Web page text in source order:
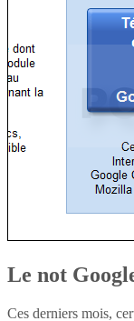
Le not
Ces derniers mois,